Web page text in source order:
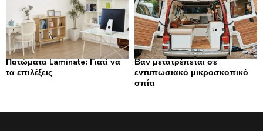
Πατώματα Laminate: Γιατί να
τα επιλέξεις
Βαν μετατρέπεται σε
εντυπωσιακό μικροσκοπικό
σπίτι